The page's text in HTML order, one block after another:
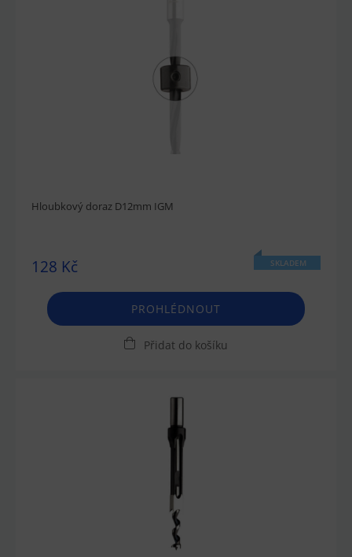
Hloubkový doraz D12mm IGM
128 Kč SKLADEM
PROHLÉDNOUT
Přidat do košíku